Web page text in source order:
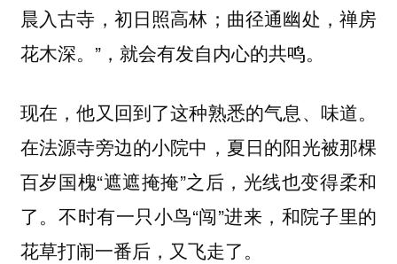
晨入古寺，初日照高林；曲径通幽处，禅房
花木深。”，就会有发自内心的共鸣。
现在，他又回到了这种熟悉的气息、味道。
在法源寺旁边的小院中，夏日的阳光被那棵
百岁国槐“遮遮掩掩”之后，光线也变得柔和
了。不时有一只小鸟“闯”进来，和院子里的
花草打闹一番后，又飞走了。